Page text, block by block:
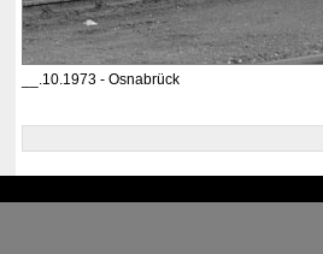
__.10.1973 - Osnabrück